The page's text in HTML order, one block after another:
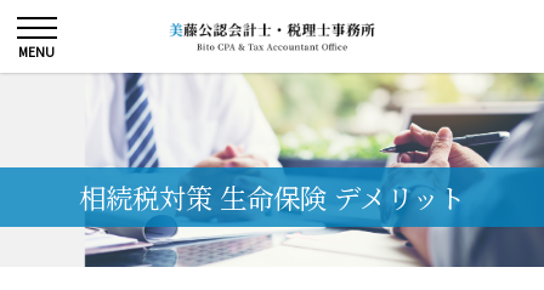
相続税対策 生命保険 デメリット